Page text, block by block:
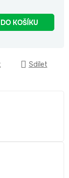
DO KOŠÍKU
Sdílet